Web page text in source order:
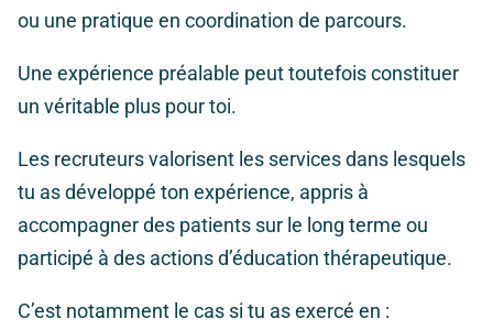
ou une pratique en coordination de parcours.
Une expérience préalable peut toutefois constituer
un véritable plus pour toi.
Les recruteurs valorisent les services dans lesquels
tu as développé ton expérience, appris à
accompagner des patients sur le long terme ou
participé à des actions d’éducation thérapeutique.
C’est notamment le cas si tu as exercé en :